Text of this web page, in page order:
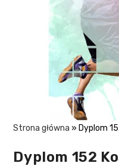
Strona główna » Dyplom
Dyplom 152